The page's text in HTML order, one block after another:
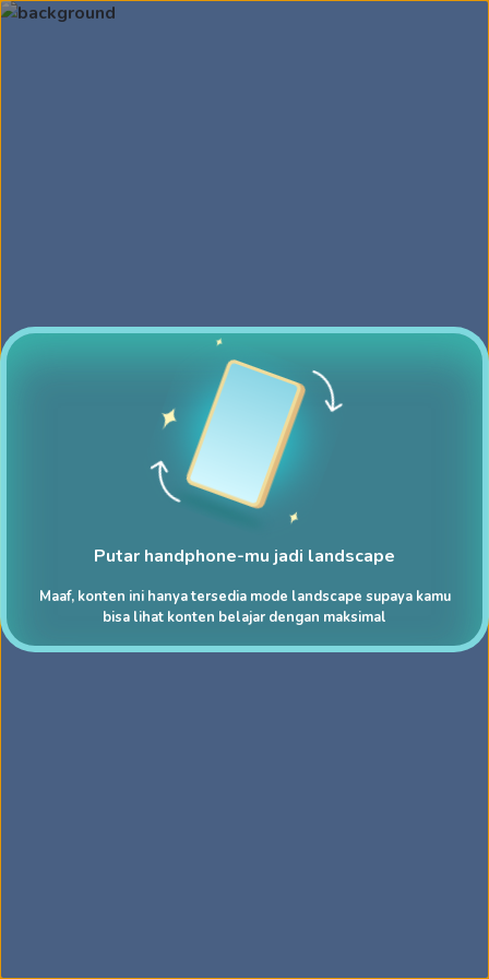
Putar handphone-mu jadi landscape
Maaf, konten ini hanya tersedia mode landscape supaya kamu
bisa lihat konten belajar dengan maksimal